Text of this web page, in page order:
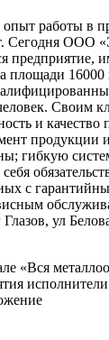
работы в
Сегодня ООО
предприятие,
площади
Своим
и качество
продукции
гибкую
с
ул
«Вся
исполнители